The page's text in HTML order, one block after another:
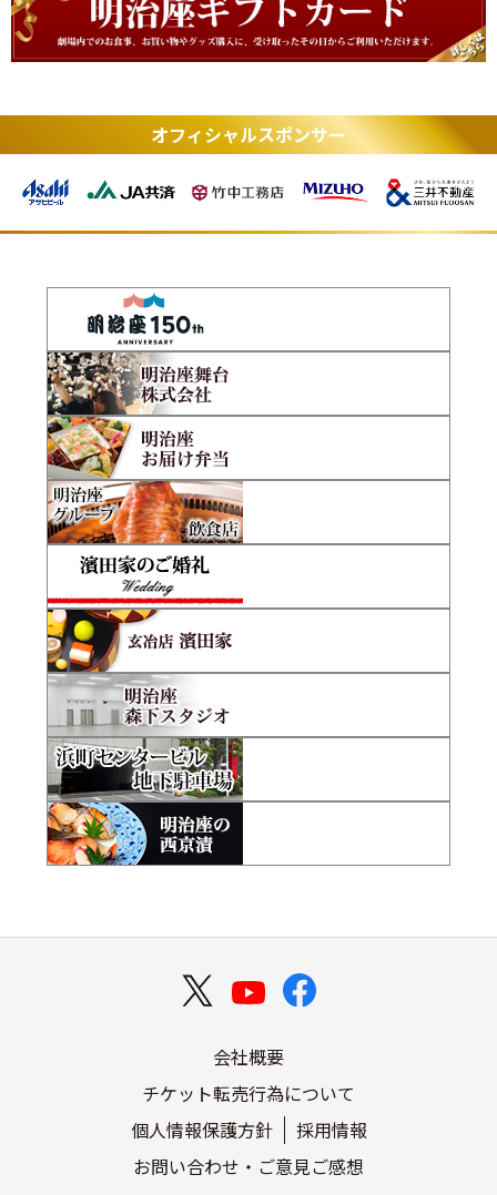
オフィシャルスポンサー
会社概要
チケット転売行為について
個人情報保護方針
採用情報
お問い合わせ・ご意見ご感想